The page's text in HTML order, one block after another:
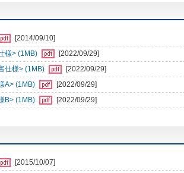
[2014/09/10]
様> (1MB)
[2022/09/29]
仕様> (1MB)
[2022/09/29]
A> (1MB)
[2022/09/29]
B> (1MB)
[2022/09/29]
[2015/10/07]